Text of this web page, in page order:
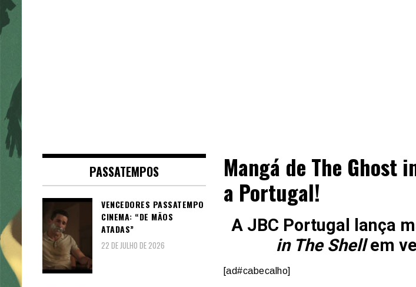
Mangá de The Ghost
a Portugal!
A JBC Portugal lança
in The Shellem
[ad#cabecalho]
PASSATEMPOS
VENCEDORES PASSATEMPO
CINEMA: “DE MÃOS
ATADAS”
22 DE JULHO DE 2026